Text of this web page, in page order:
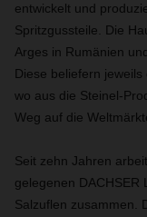
entwickelt und
Spritzgussteile. Die
Arges in Rumänien
Diese beliefern
wo aus die Steinel-
Weg auf die
Seit zehn Jahren
gelegenen DACHSER
Salzuflen zusammen.